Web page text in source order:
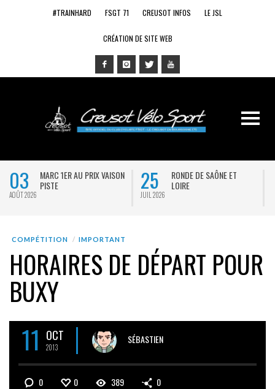
#TRAINHARD FSGT 71 CREUSOT INFOS LE JSL
CRÉATION DE SITE WEB
03
AOÛT 2026
MARC 1ER AU PRIX VAISON
PISTE
25
JUIL 2026
RONDE DE SAÔNE ET
LOIRE
COMPÉTITION IMPORTANT
HORAIRES DE DÉPART POUR
BUXY
11 OCT
2013
SÉBASTIEN
0 0 389 0